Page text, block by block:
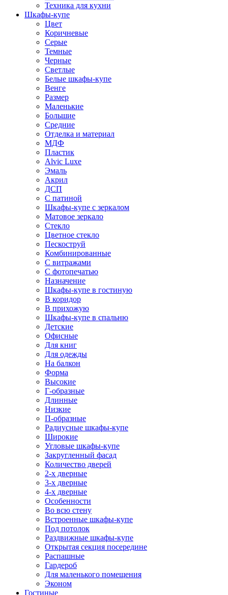
Техника для кухни
Шкафы-купе
Цвет
Коричневые
Серые
Темные
Черные
Светлые
Белые шкафы-купе
Венге
Размер
Маленькие
Большие
Средние
Отделка и материал
МДФ
Пластик
Alvic Luxe
Эмаль
Акрил
ДСП
С патиной
Шкафы-купе с зеркалом
Матовое зеркало
Стекло
Цветное стекло
Пескоструй
Комбинированные
С витражами
С фотопечатью
Назначение
Шкафы-купе в гостиную
В коридор
В прихожую
Шкафы-купе в спальню
Детские
Офисные
Для книг
Для одежды
На балкон
Форма
Высокие
Г-образные
Длинные
Низкие
П-образные
Радиусные шкафы-купе
Широкие
Угловые шкафы-купе
Закругленный фасад
Количество дверей
2-х дверные
3-х дверные
4-х дверные
Особенности
Во всю стену
Встроенные шкафы-купе
Под потолок
Раздвижные шкафы-купе
Открытая секция посередине
Распашные
Гардероб
Для маленького помещения
Эконом
Гостиные